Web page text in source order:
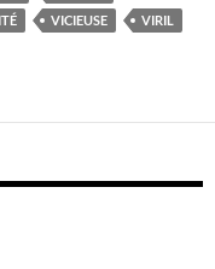
VICIEUSE
VIRIL